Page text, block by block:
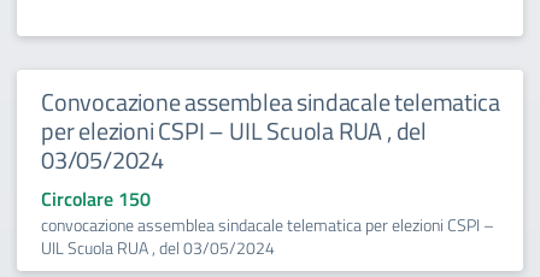
Convocazione assemblea sindacale telematica
per elezioni CSPI – UIL Scuola RUA , del
03/05/2024
Circolare 150
convocazione assemblea sindacale telematica per elezioni CSPI –
UIL Scuola RUA , del 03/05/2024